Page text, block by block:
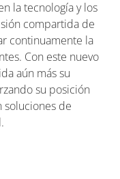
la tecnología y los
compartida de
continuamente la
Con este nuevo
aún más su
su posición
soluciones de